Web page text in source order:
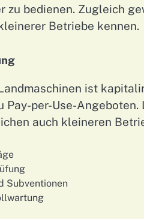
zu bedienen. Zugleich
Betriebe kennen.
ist
per-Use-
auch kleineren
Subventionen